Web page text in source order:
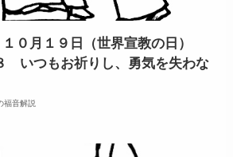
０月１９日（世界宣教の日）
いつもお祈りし、勇気を失わな
福音解説